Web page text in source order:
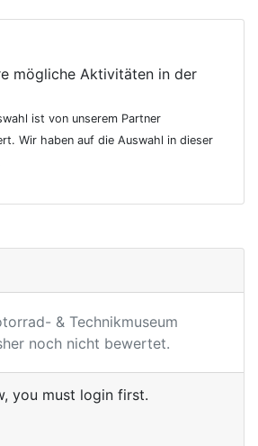
mögliche Aktivitäten in der
ist von unserem Partner
Wir haben auf die Auswahl in dieser
& Technikmuseum
noch nicht bewertet.
you must login first.